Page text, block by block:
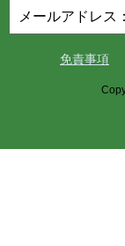
メールアドレス
免責事項